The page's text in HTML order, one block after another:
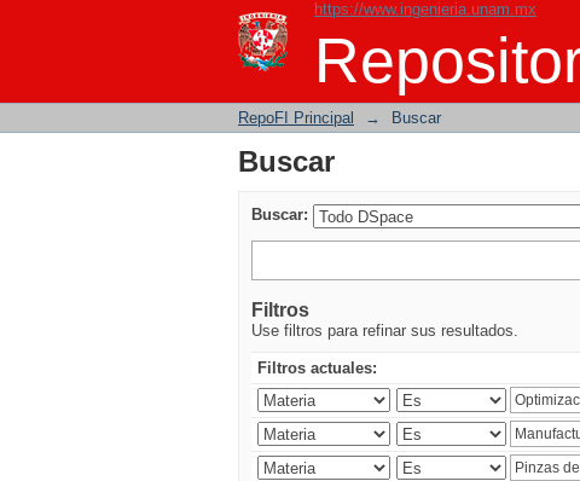
https://www.ingenieria.unam.mx
Buscar
RepoFI Principal → Buscar
Buscar
Buscar:
Filtros
Use filtros para refinar sus resultados.
Filtros actuales: